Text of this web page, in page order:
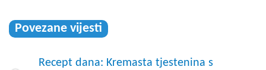
Povezane vijesti
Recept dana: Kremasta tjestenina s